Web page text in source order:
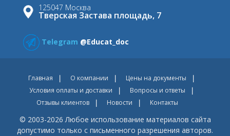
125047 Москва
Тверская Застава площадь, 7
Telegram @Educat_doc
Главная О компании
Цены на документы
Условия оплаты и доставки
Вопросы и ответы
Отзывы клиентов
Новости Контакты
© 2003-2026 Любое использование материалов сайта
допустимо только с письменного разрешения авторов.